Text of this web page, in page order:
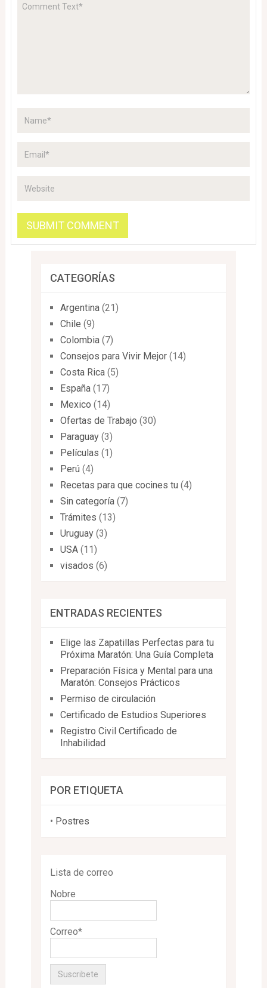
CATEGORÍAS
Argentina(21)
Chile (9)
Colombia(7)
Consejos para Vivir Mejor(14)
Costa Rica(5)
España(17)
Mexico (14)
Ofertas de Trabajo (30)
Paraguay(3)
Películas (1)
Perú (4)
Recetas para que cocines tu (4)
Sin categoría(7)
Trámites (13)
Uruguay(3)
USA(11)
visados (6)
ENTRADAS RECIENTES
Elige las Zapatillas Perfectas para tu
Próxima Maratón: Una Guía Completa
Preparación Física y Mental para una
Maratón: Consejos Prácticos
Permiso de circulación
Certificado de Estudios Superiores
Registro Civil Certificado de
Inhabilidad
POR ETIQUETA
• Postres
Lista de correo
Nobre
Correo*